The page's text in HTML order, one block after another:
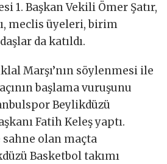
1. Başkan Vekili Ömer Şatır,
meclis üyeleri, birim
da katıldı.
Marşı’nın söylenmesi ile
başlama vuruşunu
Beylikdüzü
Fatih Keleş yaptı.
olan maçta
Basketbol takımı